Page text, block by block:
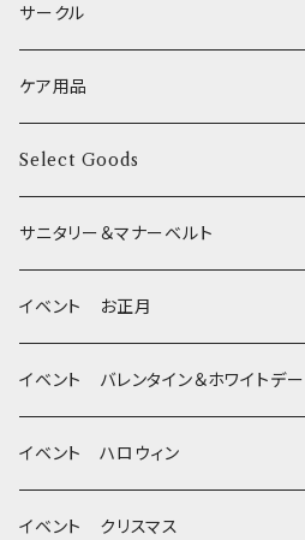
季節限定 お正月
季節限定 バレンタイン&ホワイトデー
季節限定 夏
季節限定 ハロウィン
季節限定 クリスマス
Wonderful Kitchen / (旧)P-ball
MEAT
FISH
グルテンフリー！ _ DOG TREE
ヒマラヤチーズ！ _ loasis
食器台
トイレ
サークル
サークル
サークルカバー
ケア用品
ブラシ類
デンタルケア
除菌・抗菌・消臭
耳
静電気防止スプレー
Select Goods
Bichon Frise
サニタリー＆マナーベルト
イベント お正月
イベント バレンタイン＆ホワイトデー
イベント ハロウィン
イベント クリスマス